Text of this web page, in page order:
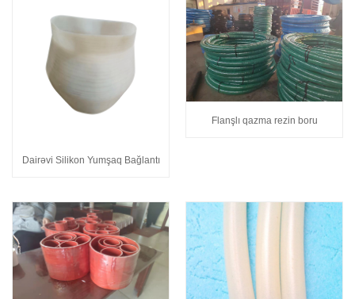
Dairəvi Silikon Yumşaq Bağlantı
Flanşlı qazma rezin boru